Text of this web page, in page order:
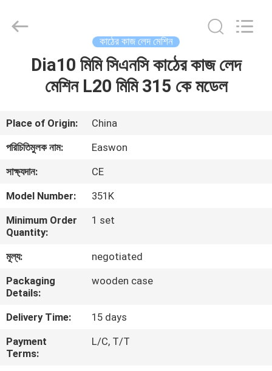
আমাদের
সম্পর্কে
কারখানা
ভ্রমণ
মান
নিয়ন্ত্রণ
যোগাযোগ
করুন
Export
কাঠের কাজ লেদ মেশিন
Dia10 মিমি সিএনসি কাঠের কাজ লেদ
মেশিন L20 মিমি 315 কে মডেল
Place of Origin:
China
পরিচিতিমুলক নাম:
Easwon
সাক্ষ্যদান:
CE
Model Number:
351K
Minimum Order
Quantity:
1 set
মূল্য:
negotiated
Packaging
Details:
wooden case
Delivery Time:
15 days
Payment
Terms:
L/C, T/T